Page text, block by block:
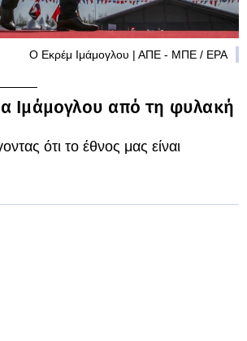
Ο Εκρέμ Ιμάμογλου | ΑΠΕ - ΜΠΕ / EPA
Ιμάμογλου από τη φυλακή
ότι το έθνος μας είναι